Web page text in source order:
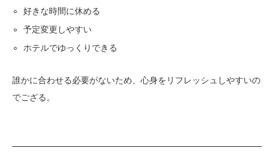
好きな時間に休める
予定変更しやすい
ホテルでゆっくりできる
誰かに合わせる必要がないため、心身をリフレッシュしやすいの
でござる。